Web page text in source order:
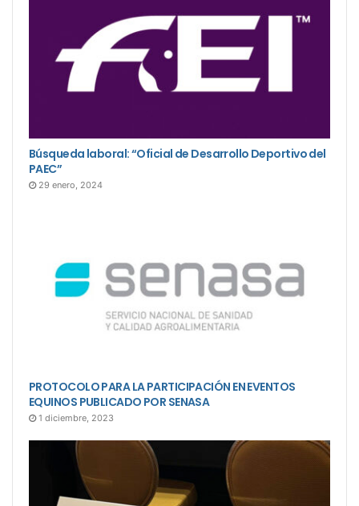
Búsqueda laboral: “Oficial de Desarrollo Deportivo del
PAEC”
29 enero, 2024
PROTOCOLO PARA LA PARTICIPACIÓN EN EVENTOS
EQUINOS PUBLICADO POR SENASA
1 diciembre, 2023